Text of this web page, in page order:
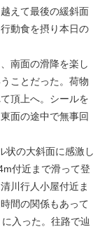
えて最後の緩斜面
動食を摂り本日の
南面の滑降を楽し
ことだった。荷物
頂上へ。シールを
面の途中で無事回
状の大斜面に感激し
付近まで滑って登
川行人小屋付近ま
間の関係もあって
入った。往路で辿